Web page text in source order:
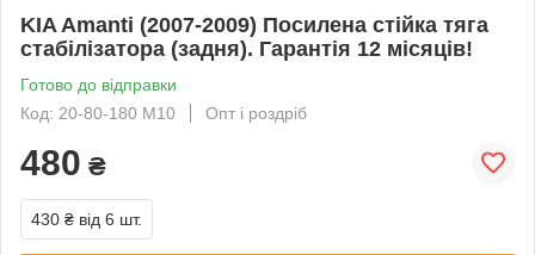
KIA Amanti (2007-2009) Посилена стійка тяга
стабілізатора (задня). Гарантія 12 місяців!
Готово до відправки
Код: 20-80-180 М10
Опт і роздріб
480 ₴
430 ₴ від 6 шт.